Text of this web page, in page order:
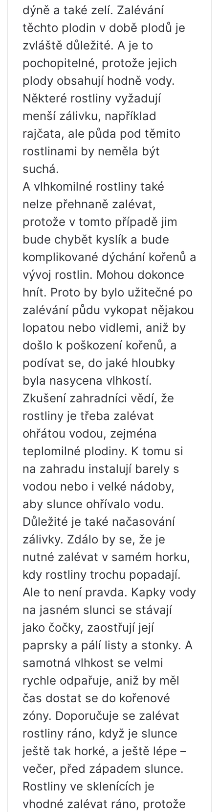
dýně a také zelí. Zalévání
těchto plodin v době plodů je
zvláště důležité. A je to
pochopitelné, protože jejich
plody obsahují hodně vody.
Některé rostliny vyžadují
menší zálivku, například
rajčata, ale půda pod těmito
rostlinami by neměla být
suchá.
A vlhkomilné rostliny také
nelze přehnaně zalévat,
protože v tomto případě jim
bude chybět kyslík a bude
komplikované dýchání kořenů a
vývoj rostlin. Mohou dokonce
hnít. Proto by bylo užitečné po
zalévání půdu vykopat nějakou
lopatou nebo vidlemi, aniž by
došlo k poškození kořenů, a
podívat se, do jaké hloubky
byla nasycena vlhkostí.
Zkušení zahradníci vědí, že
rostliny je třeba zalévat
ohřátou vodou, zejména
teplomilné plodiny. K tomu si
na zahradu instalují barely s
vodou nebo i velké nádoby,
aby slunce ohřívalo vodu.
Důležité je také načasování
zálivky. Zdálo by se, že je
nutné zalévat v samém horku,
kdy rostliny trochu popadají.
Ale to není pravda. Kapky vody
na jasném slunci se stávají
jako čočky, zaostřují její
paprsky a pálí listy a stonky. A
samotná vlhkost se velmi
rychle odpařuje, aniž by měl
čas dostat se do kořenové
zóny. Doporučuje se zalévat
rostliny ráno, když je slunce
ještě tak horké, a ještě lépe –
večer, před západem slunce.
Rostliny ve sklenících je
vhodné zalévat ráno, protože